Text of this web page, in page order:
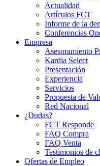
Actualidad
Artículos FCT
Informe de la
Conferencias
Empresa
Asesoramiento
Kardia Select
Presentación
Experiencia
Servicios
Propuesta de
Red Nacional
¿Dudas?
FCT Responde
FAQ Compra
FAQ Venta
Testimonios de
Ofertas de Empleo